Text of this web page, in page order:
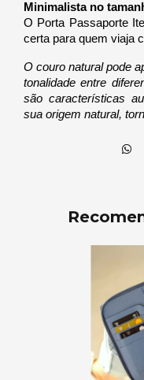
Minimalista no
O Porta Passaporte
certa para quem viaja
O couro natural pode
tonalidade entre
são características
sua origem natural,